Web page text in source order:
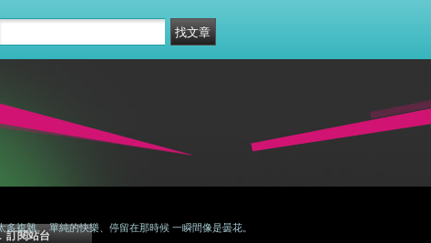
複雜。 單純的快樂、停留在那時候 一瞬間像是曇花。
訂閱站台